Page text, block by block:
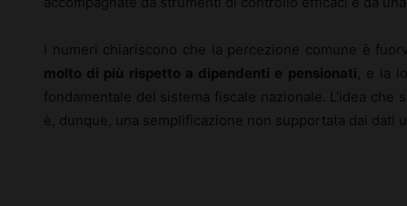
I numeri chiariscono che la percezione comune è
molto di più rispetto a dipendenti e pensionati , e la
fondamentale del sistema fiscale nazionale. L’idea
è, dunque, una semplificazione non supportata dai dati